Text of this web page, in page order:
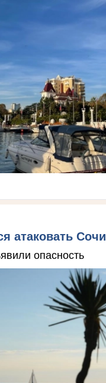
атаковать Сочи
опасность